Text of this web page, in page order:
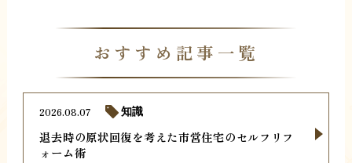
おすすめ記事一覧
退去時の原状回復を考えた市営住宅のセルフリフ
ォーム術
2026.08.07 知識